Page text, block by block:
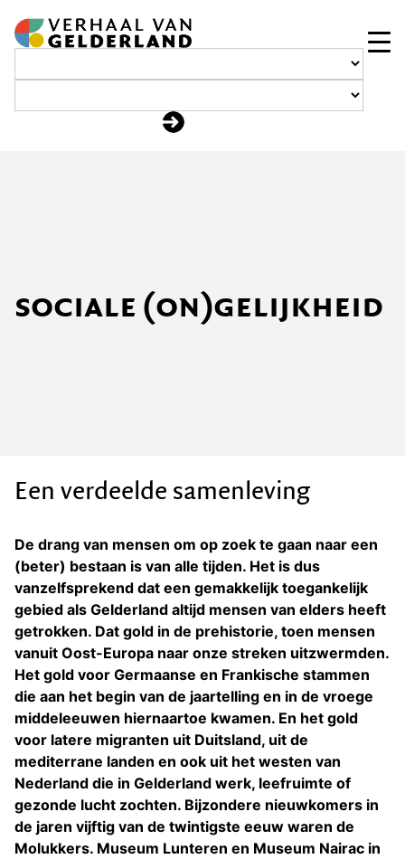
naar
de
inhoud
sociale (on)gelijkheid
Een verdeelde samenleving
De drang van mensen om op zoek te gaan naar een
(beter) bestaan is van alle tijden. Het is dus
vanzelfsprekend dat een gemakkelijk toegankelijk
gebied als Gelderland altijd mensen van elders heeft
getrokken. Dat gold in de prehistorie, toen mensen
vanuit Oost-Europa naar onze streken uitzwermden.
Het gold voor Germaanse en Frankische stammen
die aan het begin van de jaartelling en in de vroege
middeleeuwen hiernaartoe kwamen. En het gold
voor latere migranten uit Duitsland, uit de
mediterrane landen en ook uit het westen van
Nederland die in Gelderland werk, leefruimte of
gezonde lucht zochten. Bijzondere nieuwkomers in
de jaren vijftig van de twintigste eeuw waren de
Molukkers. Museum Lunteren en Museum Nairac in